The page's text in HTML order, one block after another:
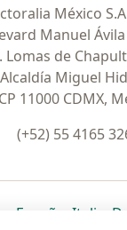
México
Manuel
Lomas de
Alcaldía Miguel
CP 11000 CDMX,
(+52) 55 4165
en una nueva
se abre en una
España se abre
Italia